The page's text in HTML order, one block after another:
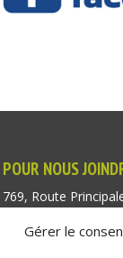
Gérer le
POUR NOUS
769, Route
Québec J0P 1P1